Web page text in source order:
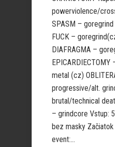
powerviolence/
SPASM –
FUCK –
DIAFRAGMA –
EPICARDIECTOMY
metal (cz)
progressive/alt.
brutal/technical
– grindcore Vstup:
bez masky
event:...